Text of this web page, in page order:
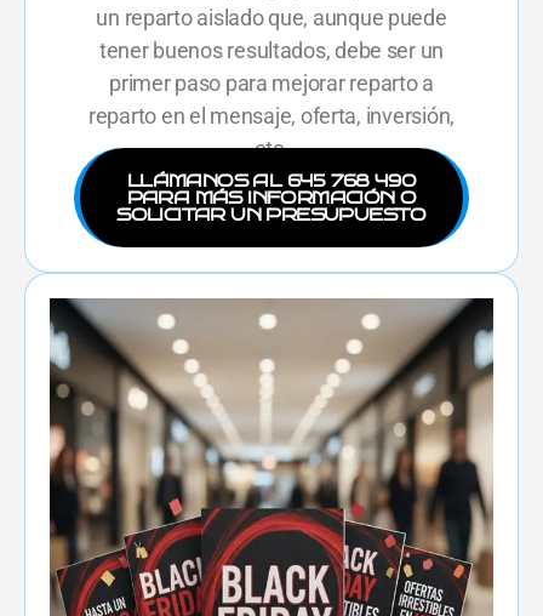
un reparto aislado que, aunque puede
tener buenos resultados, debe ser un
primer paso para mejorar reparto a
reparto en el mensaje, oferta, inversión,
etc.
LLÁMANOS AL 645 768 490
PARA MÁS INFORMACIÓN O
SOLICITAR UN PRESUPUESTO